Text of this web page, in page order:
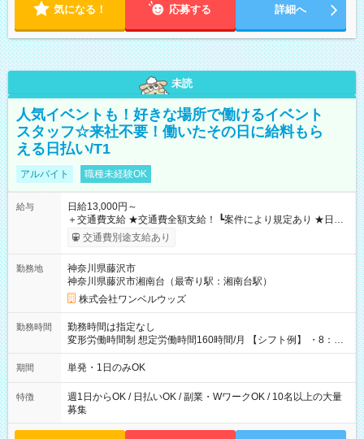
気になる！ 応募する 詳細へ
未読
人気イベントも！好きな場所で働けるイベント
スタッフ☆来社不要！働いたその日に給料もら
える日払い/T1
アルバイト 職種未経験OK
給与
日給13,000円～
＋交通費支給 ★交通費全額支給！ ┗案件により規定あり ★日払
いOK！（規定あり） ┗働いたその日に現金GET♪ お仕事後はコ
ンビニATMから 日払い分を引き落とせます！ 【試用期間】試
交通費別途支給あり
勤務地
神奈川県藤沢市
神奈川県藤沢市湘南台（最寄り駅：湘南台駅）
株式会社ワンベルウッズ
勤務時間
勤務時間は指定なし
変形労働時間制 想定労働時間160時間/月 【シフト例】 ・8：00
～21：00
期間 単発・1日のみOK
特徴
週1日からOK / 日払いOK / 副業・WワークOK / 10名以上の大量
募集